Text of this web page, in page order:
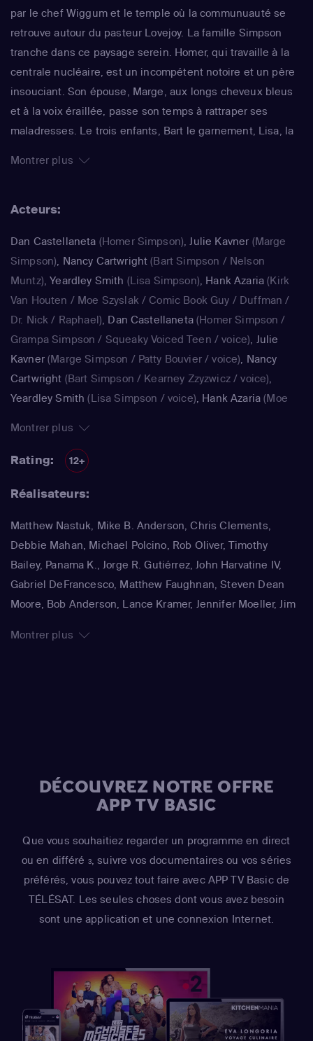
par le chef Wiggum et le temple où la communuauté se
retrouve autour du pasteur Lovejoy. La famille Simpson
tranche dans ce paysage serein. Homer, qui travaille à la
centrale nucléaire, est un incompétent notoire et un père
insouciant. Son épouse, Marge, aux longs cheveux bleus
et à la voix éraillée, passe son temps à rattraper ses
maladresses. Le trois enfants, Bart le garnement, Lisa, la
rendent joyeux et animé le quotidien de ce foyer. La série
saison, est régulièrement récompensée aux Emmy Awards
Montrer plus
Acteurs:
Dan Castellaneta (Homer Simpson),Julie Kavner (Marge
Simpson), Nancy Cartwright (Bart Simpson / Nelson
Muntz),Yeardley Smith (Lisa Simpson), Hank Azaria (Kirk
Van Houten / Moe Szyslak / Comic Book Guy / Duffman /
Dr. Nick / Raphael), Dan Castellaneta(Homer Simpson /
Grampa Simpson / Squeaky Voiced Teen / voice), Julie
Kavner(Marge Simpson / Patty Bouvier / voice), Nancy
Cartwright (Bart Simpson / Kearney Zzyzwicz / voice),
Yeardley Smith (Lisa Simpson / voice), Hank Azaria (Moe
Lawyer / Lifeguard / Very Tall Man / voice)
Castellaneta(Homer Simpson / Kodos)
(Bart Simpson)
Houten / Clancy Wiggum / Snake Jailbird / Maximilian von
Gumble / Sideshow Mel / Hans Moleman / Mayor Quimby)
(Marge Simpson / Patty Bouvier / Selma
Bouvier)
Nancy Cartwright
(Bart Simpson / Ralph Wiggum
Hank Azaria
(Cletus Spuckler / Kirk Van
Houten / Clancy Wiggum / Gary Chalmers / Moe Szyslak /
Comic Book Guy)
Montrer plus
Rating: 12+
Réalisateurs:
Matthew Nastuk, Mike B. Anderson, Chris Clements,
Debbie Mahan, Michael Polcino, Rob Oliver, Timothy
Bailey, Panama K., Jorge R. Gutiérrez, John Harvatine IV,
Gabriel DeFrancesco, Matthew Faughnan, Steven Dean
Moore, Bob Anderson, Lance Kramer, Jennifer Moeller, Jim
Montrer plus
DÉCOUVREZ NOTRE OFFRE
APP TV BASIC
Que vous souhaitiez regarder un programme en direct
ou en différé 3, suivre vos documentaires ou vos séries
préférés, vous pouvez tout faire avec APP TV Basic de
TÉLÉSAT. Les seules choses dont vous avez besoin
sont une application et une connexion Internet.